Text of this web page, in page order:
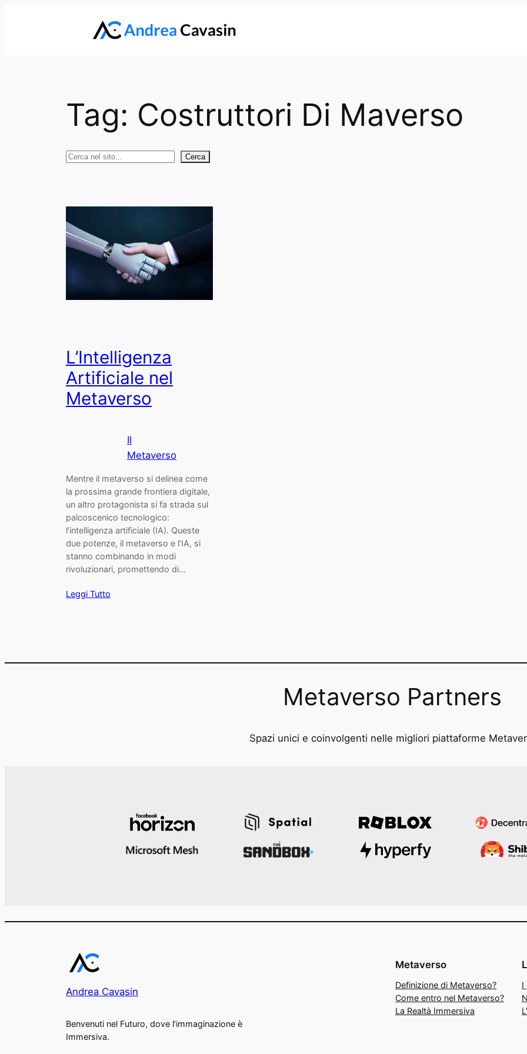
Tag: Costruttori Di Maverso
Cerca Cerca
L’Intelligenza
Artificiale nel
Metaverso
Il
Metaverso
Mentre il metaverso si delinea come
la prossima grande frontiera digitale,
un altro protagonista si fa strada sul
palcoscenico tecnologico:
l’intelligenza artificiale (IA). Queste
due potenze, il metaverso e l’IA, si
stanno combinando in modi
rivoluzionari, promettendo di…
Leggi Tutto
Metaverso Partners
Spazi unici e coinvolgenti nelle migliori piattaforme
Andrea Cavasin
Benvenuti nel Futuro, dove l’immaginazione è
Immersiva.
Metaverso
Definizione di Metaverso?
Come entro nel Metaverso?
La Realtà Immersiva
I